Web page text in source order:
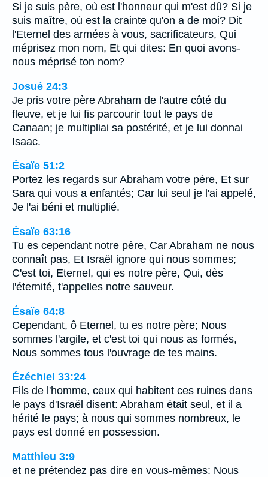
Si je suis père, où est l'honneur qui m'est dû? Si je
suis maître, où est la crainte qu'on a de moi? Dit
l'Eternel des armées à vous, sacrificateurs, Qui
méprisez mon nom, Et qui dites: En quoi avons-
nous méprisé ton nom?
Josué 24:3
Je pris votre père Abraham de l'autre côté du
fleuve, et je lui fis parcourir tout le pays de
Canaan; je multipliai sa postérité, et je lui donnai
Isaac.
Ésaïe 51:2
Portez les regards sur Abraham votre père, Et sur
Sara qui vous a enfantés; Car lui seul je l'ai appelé,
Je l'ai béni et multiplié.
Ésaïe 63:16
Tu es cependant notre père, Car Abraham ne nous
connaît pas, Et Israël ignore qui nous sommes;
C'est toi, Eternel, qui es notre père, Qui, dès
l'éternité, t'appelles notre sauveur.
Ésaïe 64:8
Cependant, ô Eternel, tu es notre père; Nous
sommes l'argile, et c'est toi qui nous as formés,
Nous sommes tous l'ouvrage de tes mains.
Ézéchiel 33:24
Fils de l'homme, ceux qui habitent ces ruines dans
le pays d'Israël disent: Abraham était seul, et il a
hérité le pays; à nous qui sommes nombreux, le
pays est donné en possession.
Matthieu 3:9
et ne prétendez pas dire en vous-mêmes: Nous